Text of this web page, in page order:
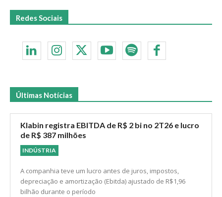
Redes Sociais
Últimas Notícias
Klabin registra EBITDA de R$ 2 bi no 2T26 e lucro
de R$ 387 milhões
INDÚSTRIA
A companhia teve um lucro antes de juros, impostos,
depreciação e amortização (Ebitda) ajustado de R$1,96
bilhão durante o período